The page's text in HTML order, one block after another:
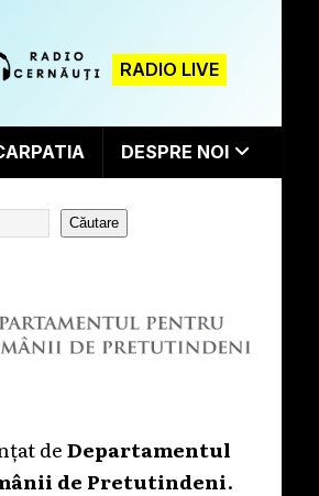
RADIO LIVE
DESPRE NOI
Căutare
deDepartamentul
de Pretutindeni.